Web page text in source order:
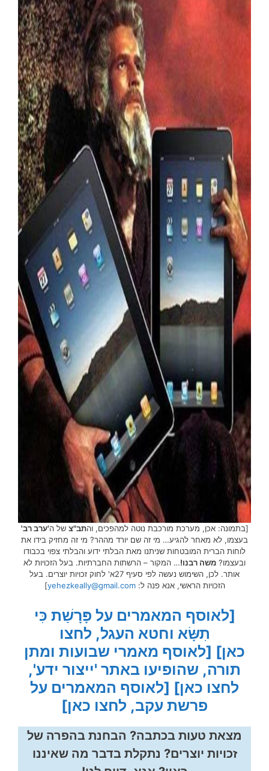
[בתמונה: אכן, מערכת מורכבת נוטה למהפכים, והתב"צ של ה'ערב רב'
בעצמו, לא מאחר להגיע… מי זה שם יורד מההר? מי זה מחזיק בידו את
לוחות הברית המובטחות שניתנו מאת הבלתי ידוע והבלתי צפוי בכבודו
ובעצמו? משה רבנו!… המקור – הרשתות החברתיות. בעל הזכויות לא
אותר. לכן, השימוש נעשה לפי סעיף 27א' לחוק זכויות יוצרים. בעל
הזכויות הראשי, אנא פנה ל:yehezkeally@gmail.com
]
[לאוסף המאמרים על פָּרָשַׁת כִּי
תִשָּׂא וחטא העגל, לחצו
כאן] [לאוסף מאמרי שבועות ומתן
תורה, שהופיעו באתר 'ייצור ידע',
לחצו כאן] [לאוסף המאמרים על
פרשת עקב, לחצו כאן]
מצאת טעות בכתבה? הבחנת בהפרה של
זכויות יוצרים? נתקלת בדבר מה שאיננו